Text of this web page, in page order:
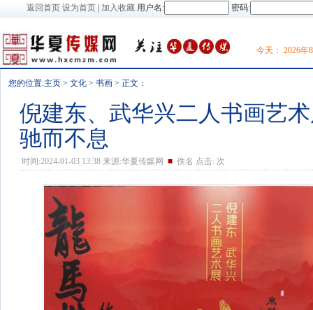
返回首页 设为首页| 加入收藏用户名: 密码:
今天： 2026年
您的位置:主页 > 文化 > 书画 > 正文：
倪建东、武华兴二人书画艺
驰而不息
时间:2024-01-03 13:38 来源:华夏传媒网 ■佚名 点击: 次